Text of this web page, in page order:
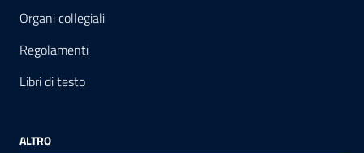
Organi collegiali
Regolamenti
Libri di testo
ALTRO